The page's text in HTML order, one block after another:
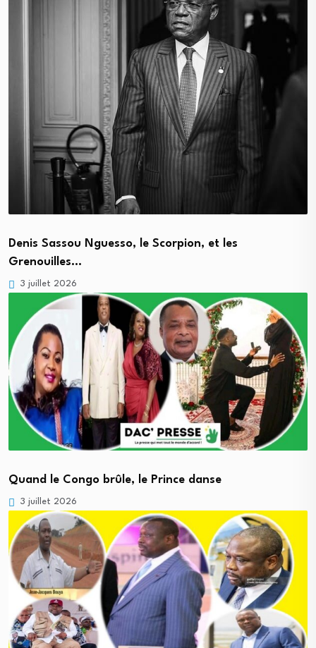
Denis Sassou Nguesso, le Scorpion, et les
Grenouilles…
3 juillet 2026
Quand le Congo brûle, le Prince danse
3 juillet 2026